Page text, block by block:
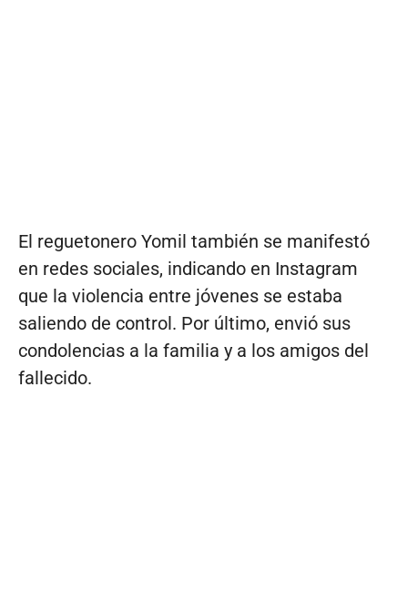
El reguetonero Yomil también se manifestó
en redes sociales, indicando en Instagram
que la violencia entre jóvenes se estaba
saliendo de control. Por último, envió sus
condolencias a la familia y a los amigos del
fallecido.